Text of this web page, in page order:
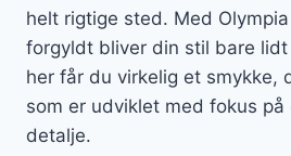
helt rigtige sted. Med
forgyldt bliver din stil bare
her får du virkelig et smykke,
som er udviklet med fokus
detalje.